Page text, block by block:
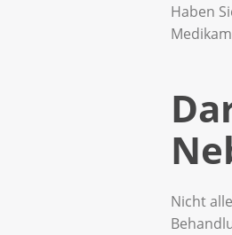
Haben
Nicht